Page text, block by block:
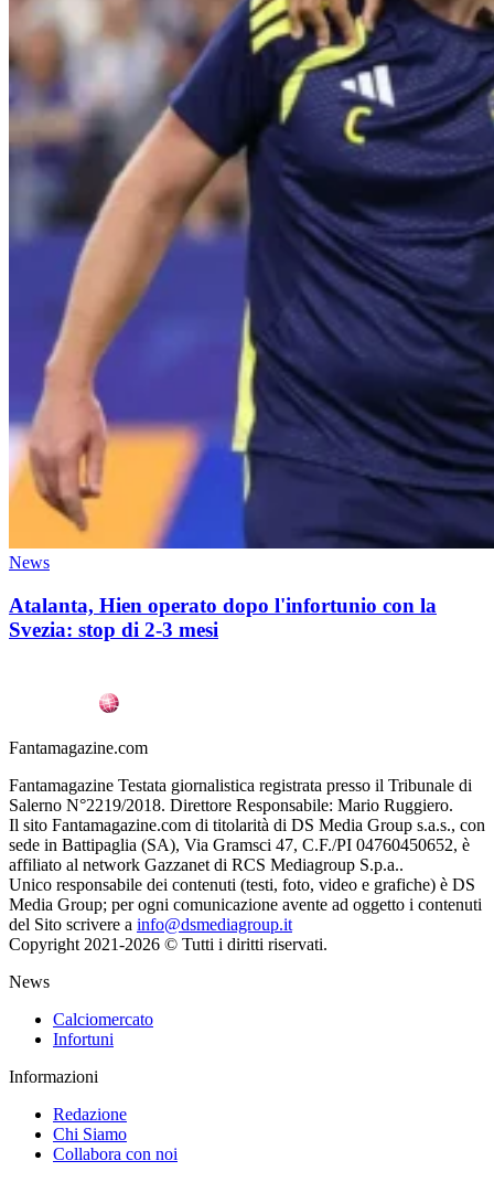
News
Atalanta, Hien operato dopo l'infortunio con la
Svezia: stop di 2-3 mesi
Fantamagazine.com
Fantamagazine Testata giornalistica registrata presso il Tribunale di
Salerno N°2219/2018. Direttore Responsabile: Mario Ruggiero.
Il sito Fantamagazine.com di titolarità di DS Media Group s.a.s., con
sede in Battipaglia (SA), Via Gramsci 47, C.F./PI 04760450652, è
affiliato al network Gazzanet di RCS Mediagroup S.p.a..
Unico responsabile dei contenuti (testi, foto, video e grafiche) è DS
Media Group; per ogni comunicazione avente ad oggetto i contenuti
del Sito scrivere a info@dsmediagroup.it
Copyright 2021-2026 © Tutti i diritti riservati.
News
Calciomercato
Infortuni
Informazioni
Redazione
Chi Siamo
Collabora con noi